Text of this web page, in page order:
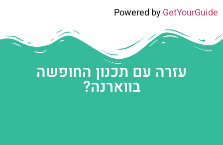
Powered byGetYourGuide
עזרה עם תכנון החופשה
בווארנה?